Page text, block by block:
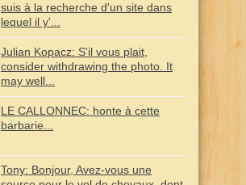
suis à la recherche d'un site dans
lequel il y'...
Julian Kopacz: S'il vous plait,
consider withdrawing the photo. It
may well...
LE CALLONNEC: honte à cette
barbarie...
Tony: Bonjour, Avez-vous une